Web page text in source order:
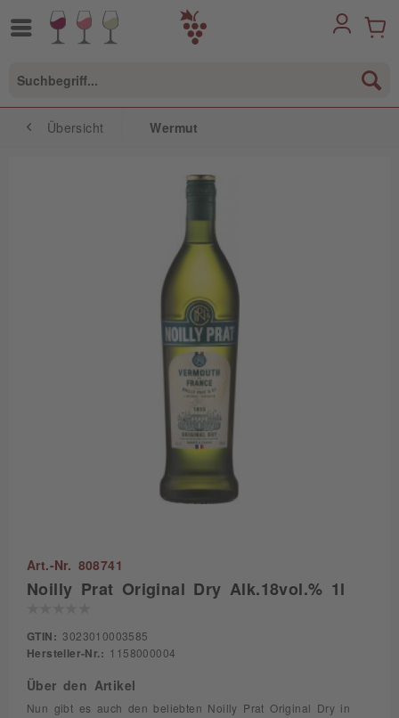
Übersicht Wermut
Art.-Nr. 808741
Noilly Prat Original Dry Alk.18vol.% 1l
GTIN: 3023010003585
Hersteller-Nr.: 1158000004
Über den Artikel
Nun gibt es auch den beliebten Noilly Prat Original Dry in